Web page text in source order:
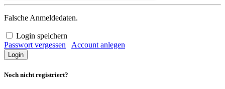
Falsche Anmeldedaten.
Login speichern
Passwort vergessen
Account anlegen
Noch nicht registriert?